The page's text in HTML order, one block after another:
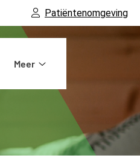
Patiëntenomgeving
Meer